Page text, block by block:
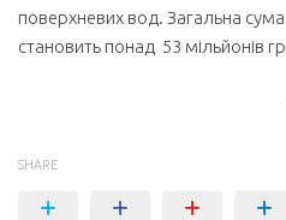
поверхневих вод. Загальна
становить понад 53 мільйонів
SHARE